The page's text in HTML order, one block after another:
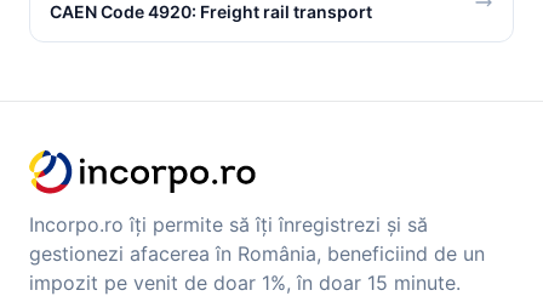
CAEN Code 4920: Freight rail transport
Incorpo.ro îți permite să îți înregistrezi și să
gestionezi afacerea în România, beneficiind de un
impozit pe venit de doar 1%, în doar 15 minute.